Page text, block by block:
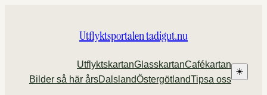
Utflyktsportalen tadigut.nu
UtflyktskartanGlasskartanCafékartan
Bilder så här årsDalslandÖstergötlandTipsa oss
☀️